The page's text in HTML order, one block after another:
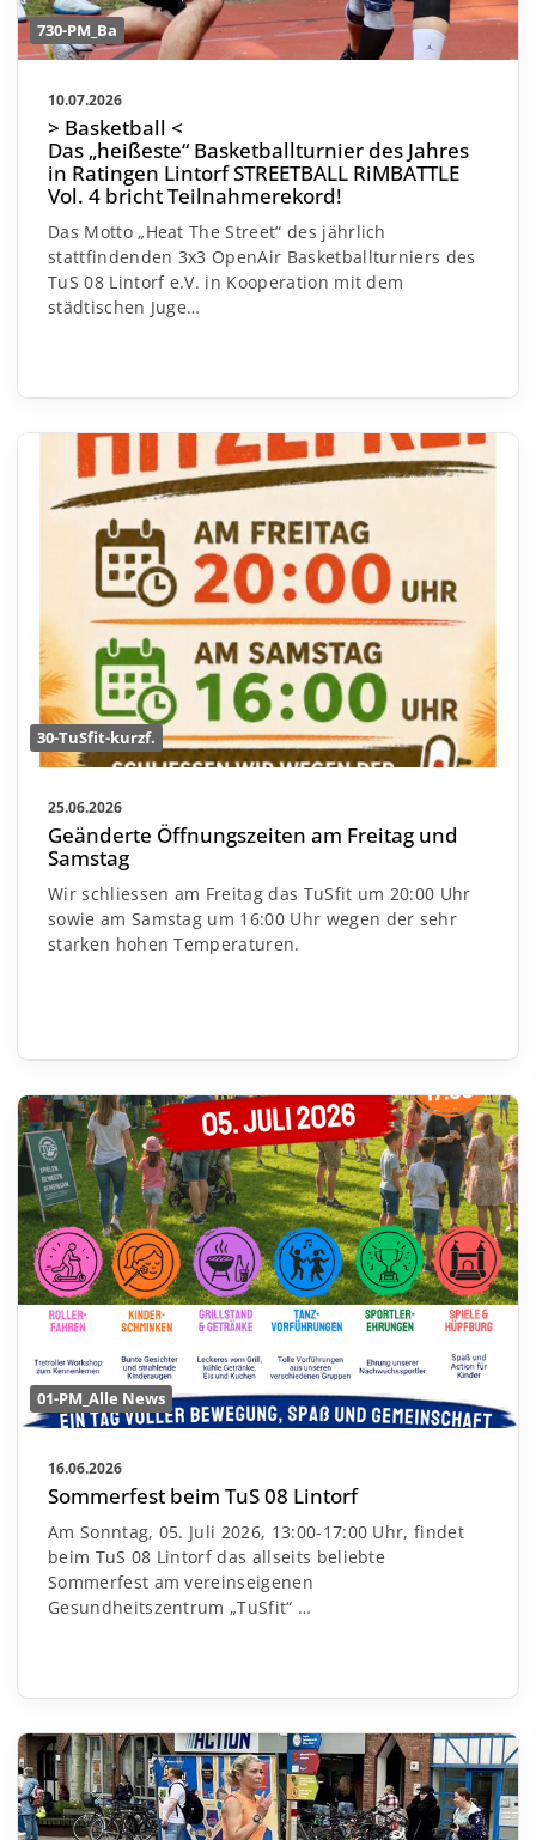
730-PM_Ba
10.07.2026
> Basketball <
Das „heißeste“ Basketballturnier des Jahres
in Ratingen Lintorf STREETBALL RiMBATTLE
Vol. 4 bricht Teilnahmerekord!
Das Motto „Heat The Street“ des jährlich
stattfindenden 3x3 OpenAir Basketballturniers des
TuS 08 Lintorf e.V. in Kooperation mit dem
städtischen Juge…
30-TuSfit-kurzf.
25.06.2026
Geänderte Öffnungszeiten am Freitag und
Samstag
Wir schliessen am Freitag das TuSfit um 20:00 Uhr
sowie am Samstag um 16:00 Uhr wegen der sehr
starken hohen Temperaturen.
01-PM_Alle News
16.06.2026
Sommerfest beim TuS 08 Lintorf
Am Sonntag, 05. Juli 2026, 13:00-17:00 Uhr, findet
beim TuS 08 Lintorf das allseits beliebte
Sommerfest am vereinseigenen
Gesundheitszentrum „TuSfit“ …